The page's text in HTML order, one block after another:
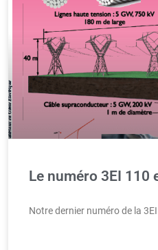
Le numéro 3EI 110
Notre dernier numéro de la